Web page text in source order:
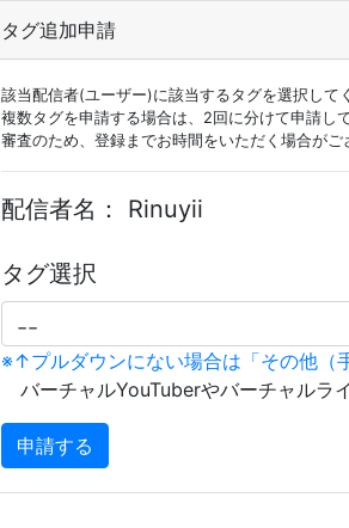
タグ追加申請
該当配信者(ユーザー)に該当するタグを選択して
複数タグを申請する場合は、2回に分けて申請し
審査のため、登録までお時間をいただく場合がご
配信者名： Rinuyii
タグ選択
※↑プルダウンにない場合は「その他（
バーチャルYouTuberやバーチャルライ
申請する